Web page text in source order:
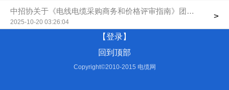
中招协关于《电线电缆采购商务和价格评审指南》团体标准立项
2025-10-20 03:26:04
>
【登录】
回到顶部
Copyright©2010-2015 电缆网